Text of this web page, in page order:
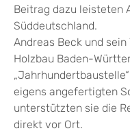
Beitrag dazu leisteten
Süddeutschland.
Andreas Beck und
Holzbau Baden-
eigens angefertigten
unterstützten sie die
direkt vor Ort.